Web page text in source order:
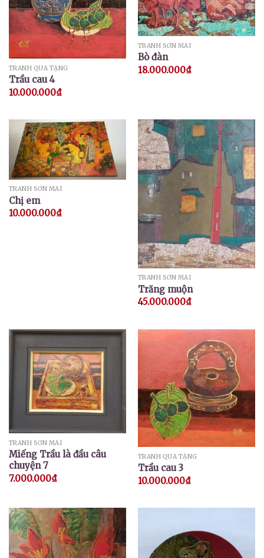
TRANH QUÀ TẶNG
Trầu cau 4
10.000.000₫
TRANH SƠN MÀI
Bò đàn
18.000.000₫
TRANH SƠN MÀI
Chị em
10.000.000₫
TRANH SƠN MÀI
Trăng muộn
45.000.000₫
TRANH SƠN MÀI
Miếng Trầu là đầu câu
chuyện 7
7.000.000₫
TRANH QUÀ TẶNG
Trầu cau 3
10.000.000₫